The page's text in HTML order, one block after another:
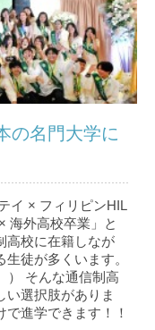
の名門大学に
イ × フィリピンHIL
海外高校卒業」と
高校に在籍しなが
徒が多くいます。
） そんな通信制高
い選択肢がありま
進学できます！！